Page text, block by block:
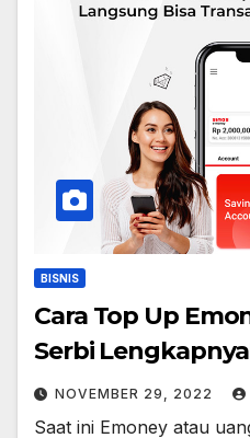
BISNIS
Cara Top Up
Serbi
NOVEMBER 29, 2022
Saat ini Emoney atau